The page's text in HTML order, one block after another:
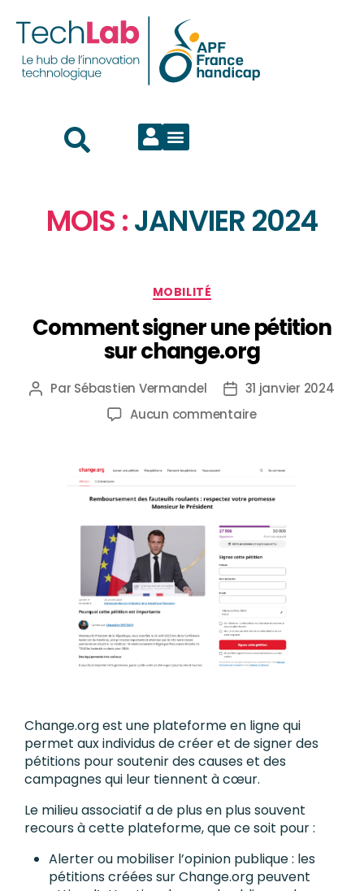
MOIS :JANVIER 2024
MOBILITÉ
Comment signer une pétition
sur change.org
Par Sébastien Vermandel
31 janvier 2024
Aucun commentaire
Change.org est une plateforme en ligne qui
permet aux individus de créer et de signer des
pétitions pour soutenir des causes et des
campagnes qui leur tiennent à cœur.
Le milieu associatif a de plus en plus souvent
recours à cette plateforme, que ce soit pour :
Alerter ou mobiliser l’opinion publique : les
pétitions créées sur Change.org peuvent